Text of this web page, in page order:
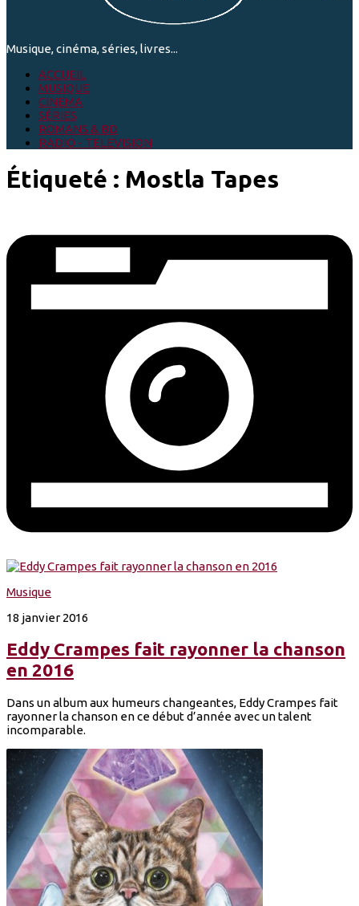
Musique, cinéma, séries, livres...
ACCUEIL
MUSIQUE
CINEMA
SÉRIES
ROMANS & BD
RADIO - TELEVISION
Étiqueté : Mostla Tapes
Musique
18 janvier 2016
Eddy Crampes fait rayonner la chanson
en 2016
Dans un album aux humeurs changeantes, Eddy Crampes fait
rayonner la chanson en ce début d’année avec un talent
incomparable.